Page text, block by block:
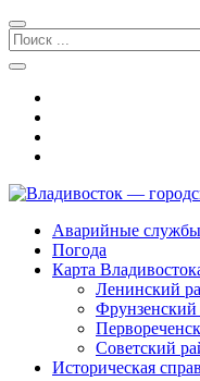
Перейти
к
навигации
Перейти
к
содержимому
Поиск:
Владивосток —
Аварийные
Погода
Карта
Ленинский
Фрунзенский
Советский
Историческая